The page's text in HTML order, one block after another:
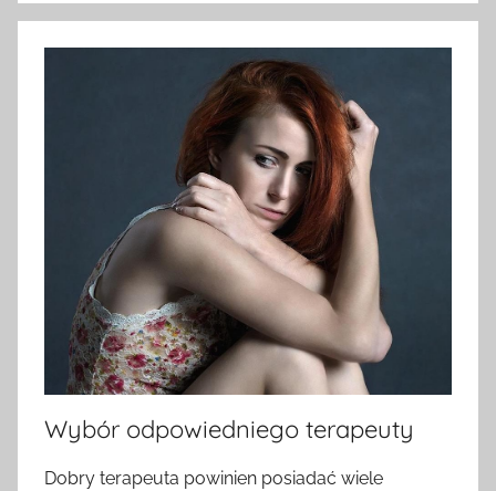
Wybór odpowiedniego terapeuty
Dobry terapeuta powinien posiadać wiele